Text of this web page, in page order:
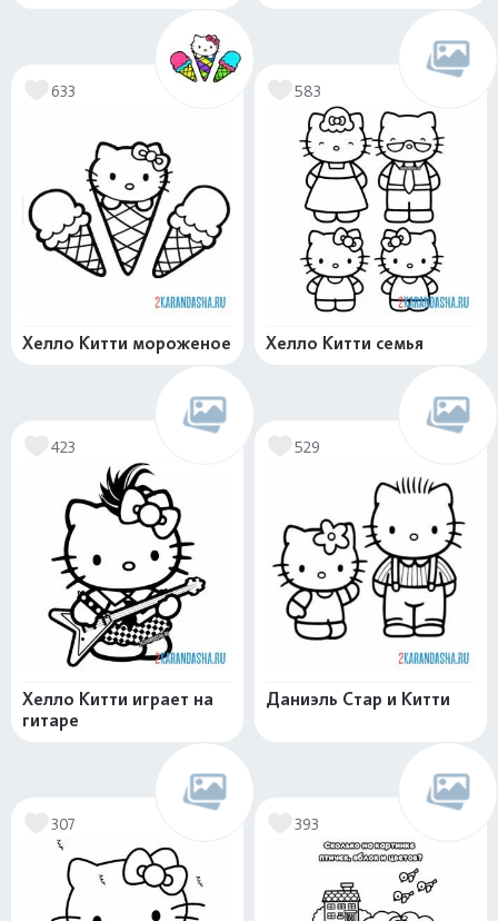
633
Хелло Китти мороженое
583
Хелло Китти семья
423
Хелло Китти играет на
гитаре
529
Даниэль Стар и Китти
307 393